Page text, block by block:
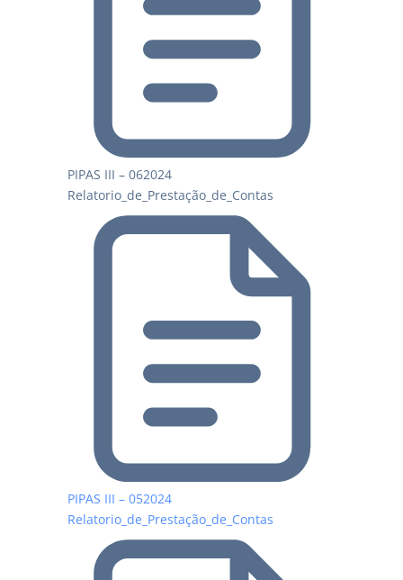
PIPAS III – 062024
Relatorio_de_Prestação_de_Contas
PIPAS III – 052024
Relatorio_de_Prestação_de_Contas